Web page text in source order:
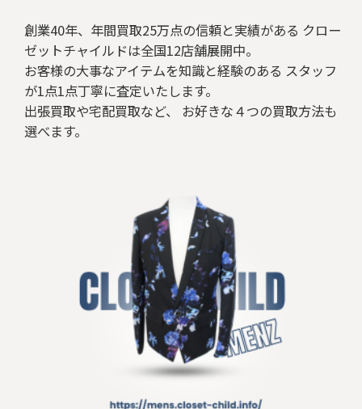
創業40年、年間買取25万点の信頼と実績がある クロー
ゼットチャイルドは全国12店舗展開中。
お客様の大事なアイテムを知識と経験のある スタッフ
が1点1点丁寧に査定いたします。
出張買取や宅配買取など、 お好きな４つの買取方法も
選べます。